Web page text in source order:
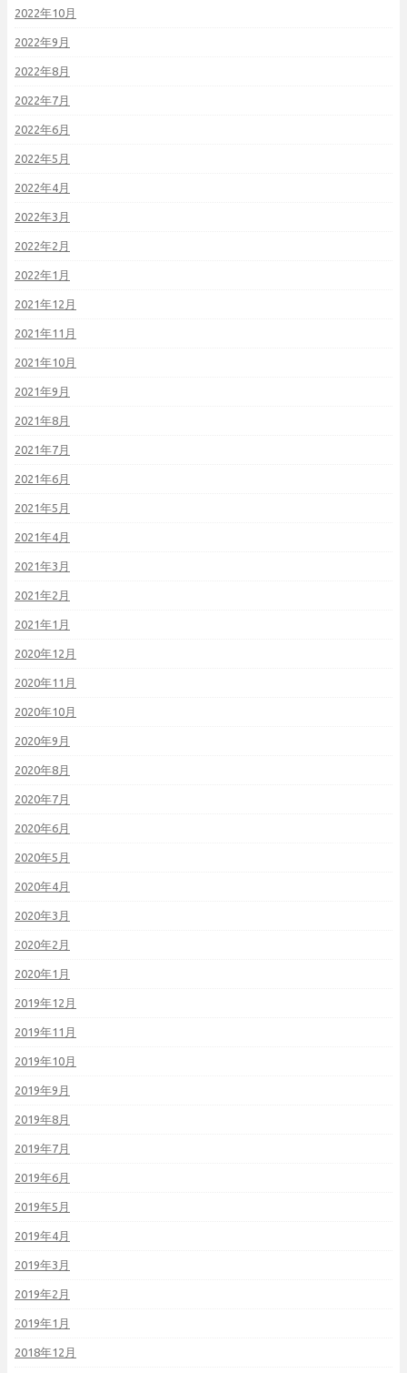
2022年10月
2022年9月
2022年8月
2022年7月
2022年6月
2022年5月
2022年4月
2022年3月
2022年2月
2022年1月
2021年12月
2021年11月
2021年10月
2021年9月
2021年8月
2021年7月
2021年6月
2021年5月
2021年4月
2021年3月
2021年2月
2021年1月
2020年12月
2020年11月
2020年10月
2020年9月
2020年8月
2020年7月
2020年6月
2020年5月
2020年4月
2020年3月
2020年2月
2020年1月
2019年12月
2019年11月
2019年10月
2019年9月
2019年8月
2019年7月
2019年6月
2019年5月
2019年4月
2019年3月
2019年2月
2019年1月
2018年12月